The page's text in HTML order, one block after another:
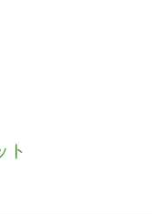
ト